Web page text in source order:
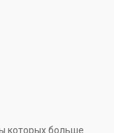
которых больше